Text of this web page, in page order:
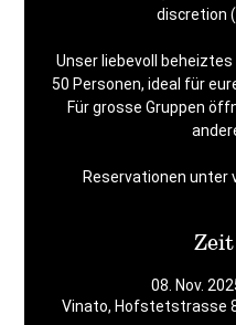
discretion
Unser liebevoll
50 Personen, ideal für
Für grosse Gruppen
Reservationen unter
08. Nov.
Vinato, Hofstetstrasse